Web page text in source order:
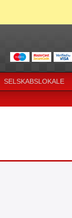
SELSKABSLOKALE